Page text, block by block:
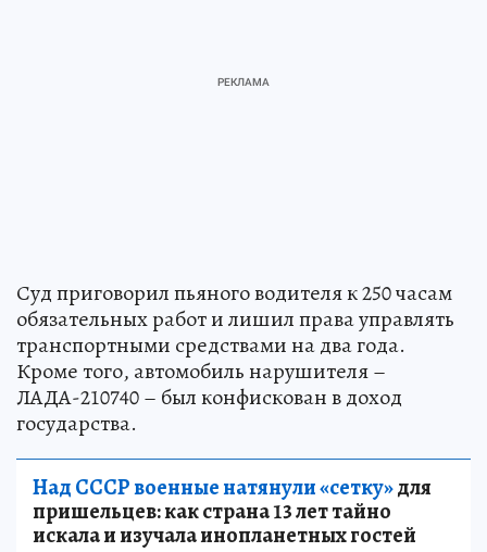
Суд приговорил пьяного водителя к 250 часам
обязательных работ и лишил права управлять
транспортными средствами на два года.
Кроме того, автомобиль нарушителя –
ЛАДА-210740 – был конфискован в доход
государства.
Над СССР военные натянули «сетку»для
пришельцев: как страна 13 лет тайно
искала и изучала инопланетных гостей